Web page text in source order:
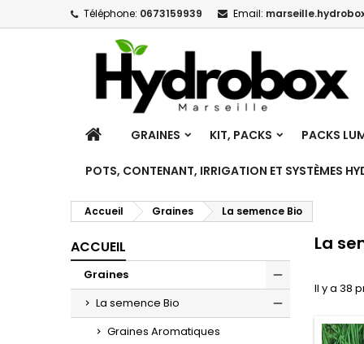
Téléphone: 0673159939 Email:
ACCUEILGRAINES KIT, PACKS PACKS
POTS, CONTENANT, IRRIGATION ET SYSTÈMES
Accueil Graines La semence Bio
ACCUEIL
Graines
Toggle
La semence Bio
Toggle
Graines Aromatiques
La
Il y a 38